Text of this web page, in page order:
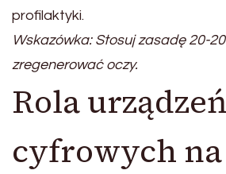
profilaktyki.
Wskazówka: Stosuj zasadę 20-
zregenerować oczy.
Rola urządzeń
cyfrowych